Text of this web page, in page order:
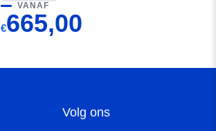
VANAF
€665,00
Volg ons